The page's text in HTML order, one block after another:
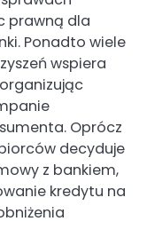
prawną dla
Ponadto wiele
wspiera
Oprócz
decyduje
z bankiem,
kredytu na